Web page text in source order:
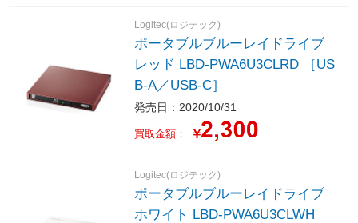
Logitec(ロジテック)
ポータブルブルーレイドライブ
レッド LBD-PWA6U3CLRD ［US
B-A／USB-C］
発売日：2020/10/31
買取金額： ￥
Logitec(ロジテック)
ポータブルブルーレイドライブ
ホワイト LBD-PWA6U3CLWH